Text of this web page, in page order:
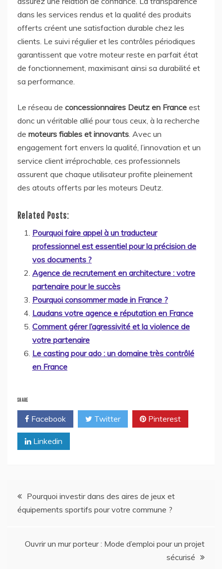
dans les services rendus et la qualité des produits
offerts créent une satisfaction durable chez les
clients. Le suivi régulier et les contrôles périodiques
garantissent que votre moteur reste en parfait état
de fonctionnement, maximisant ainsi sa durabilité et
sa performance.
Le réseau de concessionnaires Deutz en France est
donc un véritable allié pour tous ceux, à la recherche
de moteurs fiables et innovants. Avec un
engagement fort envers la qualité, l’innovation et un
service client irréprochable, ces professionnels
assurent que chaque utilisateur profite pleinement
des atouts offerts par les moteurs Deutz.
Related Posts:
Pourquoi faire appel à un traducteur
professionnel est essentiel pour la précision de
vos documents ?
Agence de recrutement en architecture : votre
partenaire pour le succès
Pourquoi consommer made in France ?
Laudans votre agence e réputation en France
Comment gérer l’agressivité et la violence de
votre partenaire
Le casting pour ado : un domaine très contrôlé
en France
SHARE
Facebook Twitter Pinterest
Linkedin
Navigation
l’article
Pourquoi investir dans des aires de jeux et
équipements sportifs pour votre commune ?
Ouvrir un mur porteur : Mode d’emploi pour un projet
sécurisé